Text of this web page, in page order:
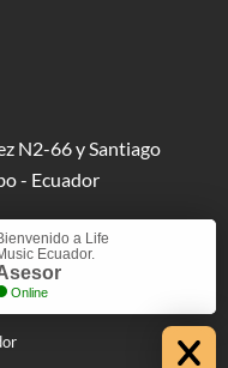
N2-66 y Santiago
- Ecuador
a Life
Ecuador.
Online